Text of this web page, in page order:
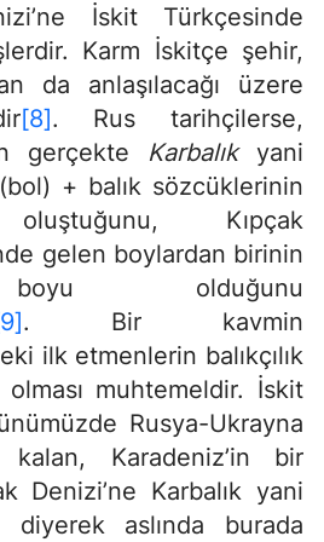
İskit Türkçesinde
Karm İskitçe şehir,
da anlaşılacağı üzere
[8]. Rus tarihçilerse,
gerçekte Karbalık yani
+ balık sözcüklerinin
oluştuğunu, Kıpçak
gelen boylardan birinin
olduğunu
. Bir kavmin
ilk etmenlerin balıkçılık
muhtemeldir. İskit
Rusya-Ukrayna
kalan, Karadeniz’in bir
Denizi’ne Karbalık yani
aslında burada